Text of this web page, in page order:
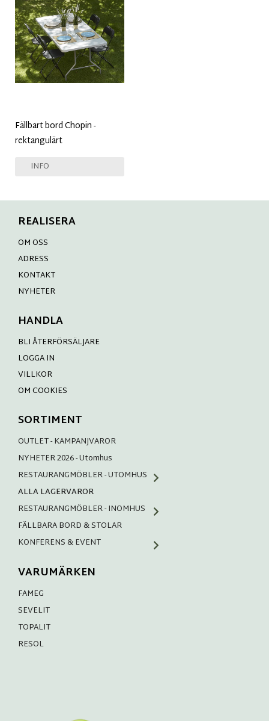
Fällbart bord Chopin -
rektangulärt
INFO
REALISERA
OM OSS
ADRESS
KONTAKT
NYHETER
HANDLA
BLI ÅTERFÖRSÄLJARE
LOGGA IN
VILLKOR
OM COOKIES
SORTIMENT
OUTLET - KAMPANJVAROR
NYHETER 2026 - Utomhus
RESTAURANGMÖBLER - UTOMHUS
ALLA LAGERVAROR
RESTAURANGMÖBLER - INOMHUS
FÄLLBARA BORD & STOLAR
KONFERENS & EVENT
VARUMÄRKEN
FAMEG
SEVELIT
TOPALIT
RESOL